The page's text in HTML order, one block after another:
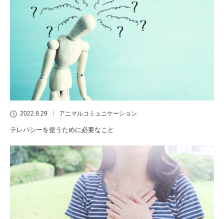
2022.8.29 アニマルコミュニケーション
テレパシーを使うために必要なこと